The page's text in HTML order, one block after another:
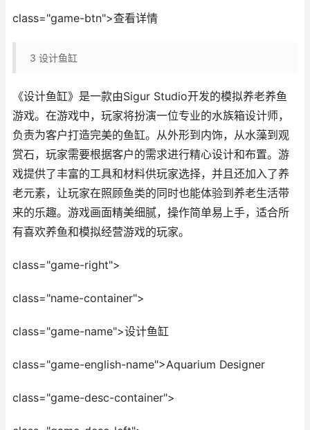
class="game-btn">查看详情
3 设计鱼缸
《设计鱼缸》是一款由Sigur Studio开发的模拟养老养鱼
游戏。在游戏中，玩家将扮演一位专业的水族箱设计师，
负责为客户打造完美的鱼缸。从外形到内饰，从水藻到观
赏石，玩家需要根据客户的需求进行精心设计和布置。游
戏提供了丰富的工具和材料供玩家选择，并且还加入了养
老元素，让玩家在照顾鱼类的同时也能体验到养老生活带
来的乐趣。游戏画面精美细腻，操作简单易上手，适合所
有喜欢养鱼和模拟经营游戏的玩家。
class="game-right">
class="name-container">
class="game-name">设计鱼缸
class="game-english-name">Aquarium Designer
class="game-desc-container">